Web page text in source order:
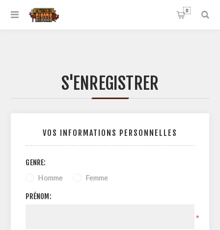
0
S'ENREGISTRER
VOS INFORMATIONS PERSONNELLES
GENRE:
Homme Femme
PRÉNOM:
*